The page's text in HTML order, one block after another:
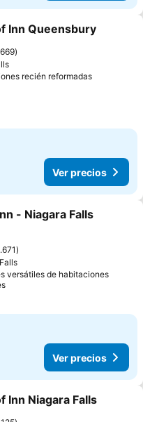
a favoritos
Inn Queensbury
recién reformadasVer
Ver precios
a favoritos
- Niagara Falls
versátiles de habitaciones
Ver precios
a favoritos
Inn Niagara Falls